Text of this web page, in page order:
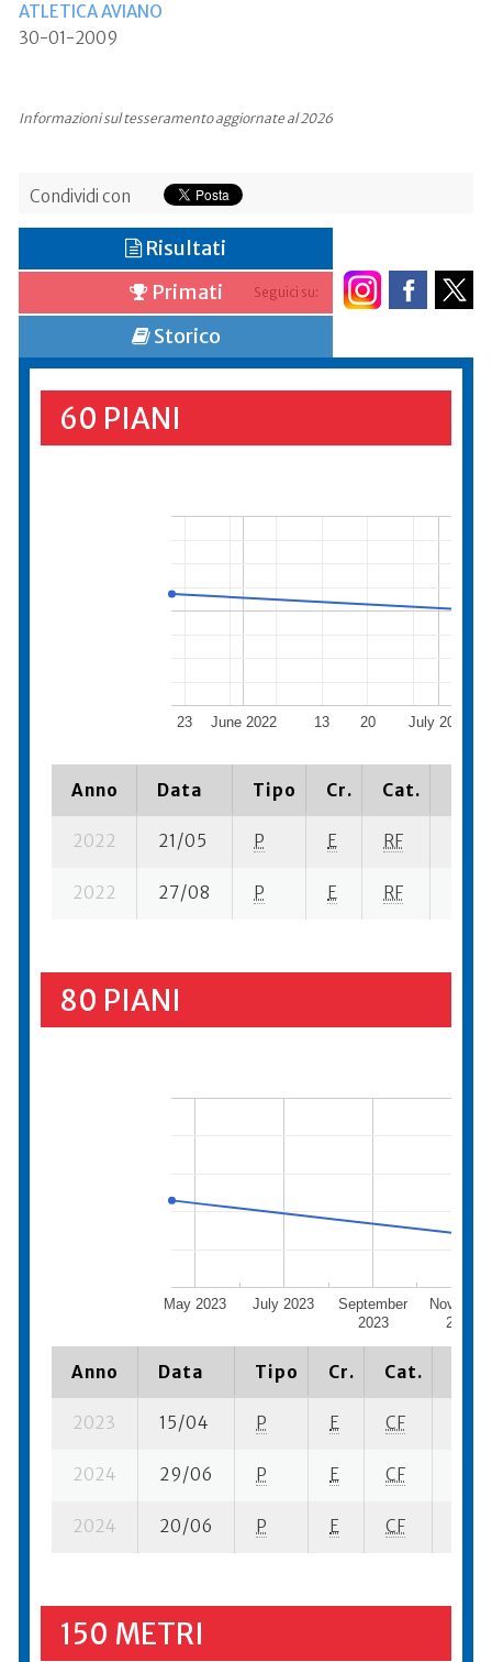
ATLETICA AVIANO
30-01-2009
Informazioni sul tesseramento aggiornate al 2026
Condividi con
Seguici su:
Risultati
Primati
Storico
60 PIANI
June 2022 July 2022
23 13 20
Anno Data Tipo Cr. Cat.
2022 21/05 P E RF
2022 27/08 P E RF
80 PIANI
May 2023 July 2023
September
2023
2023
Anno Data Tipo Cr. Cat.
2023 15/04 P E CF
2024 29/06 P E CF
2024 20/06 P E CF
150 METRI